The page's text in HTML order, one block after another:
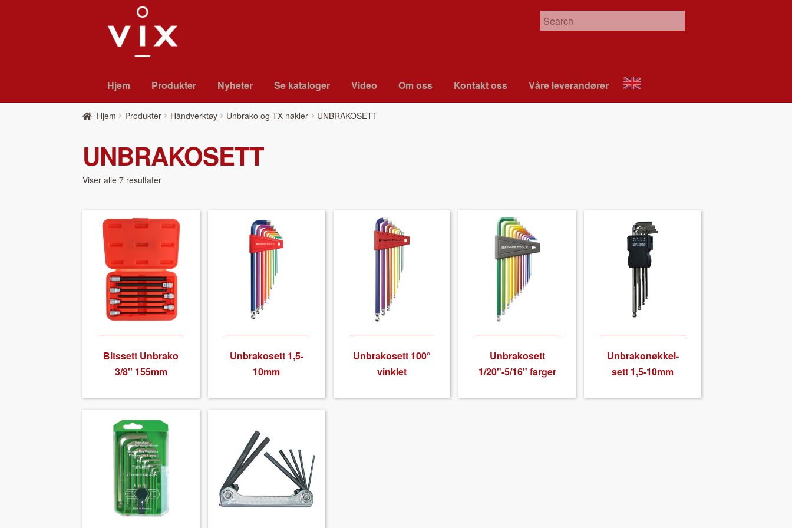
til
navigasjon
til
innhold
Hjem Pro­duk­ter Nyheter Se kat­a­loger Video Om oss Kon­takt oss Våre leverandør­er
About
VIX
Hjem Pro­duk­ter Håndverktøy Unbrako og TX-nøkler UNBRAKOSETT
UNBRAKOSETT
Viser alle 7 resultater
Bits­sett Unbrako
3/8'' 155mm
Unbrakosett 1,5-
10mm
Unbrakosett 100°
vin­klet
Unbrakosett
1/20"-5/16" farg­er
Unbrakonøkkel-
sett 1,5-10mm